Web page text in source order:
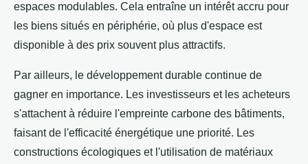
espaces modulables. Cela entraîne un intérêt accru pour
les biens situés en périphérie, où plus d'espace est
disponible à des prix souvent plus attractifs.
Par ailleurs, le développement durable continue de
gagner en importance. Les investisseurs et les acheteurs
s'attachent à réduire l'empreinte carbone des bâtiments,
faisant de l'efficacité énergétique une priorité. Les
constructions écologiques et l'utilisation de matériaux